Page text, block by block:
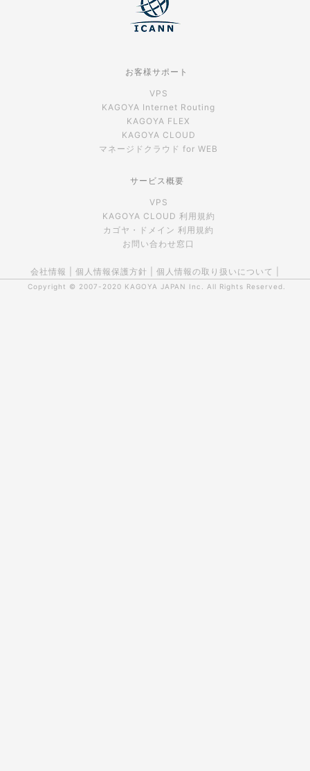
お客様サポート
VPS
KAGOYA Internet Routing
KAGOYA FLEX
KAGOYA CLOUD
マネージドクラウド for WEB
サービス概要
VPS
KAGOYA CLOUD 利用規約
カゴヤ・ドメイン 利用規約
お問い合わせ窓口
会社情報 個人情報保護方針 個人情報の取り扱いについて
Copyright © 2007-2020 KAGOYA JAPAN Inc. All Rights Reserved.